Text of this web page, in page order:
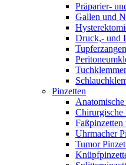
Präparier-
Gallen und
Druck,- und
Pinzetten
Anatomische
Chirurgische
Faßpinzetten
Uhrmacher
Tumor